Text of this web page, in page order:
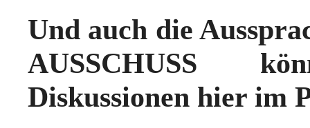
Und auch die
AUSSCHUSS
Diskussionen hier im